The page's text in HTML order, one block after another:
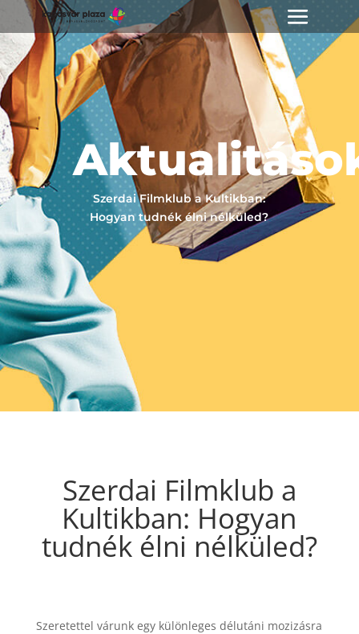
Szerdai Filmklub a Kultikban:
Hogyan tudnék élni nélküled?
Szerdai Filmklub a
Kultikban: Hogyan
tudnék élni nélküled?
Szeretettel várunk egy különleges délutáni mozizásra